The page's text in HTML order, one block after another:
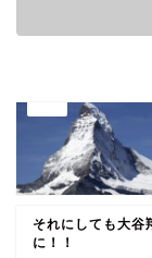
それにしても大谷
に！！